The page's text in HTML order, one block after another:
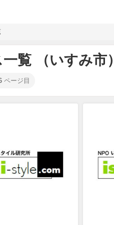
覧 （いすみ市
ページ目